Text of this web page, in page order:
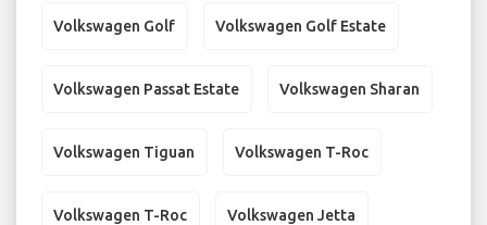
Volkswagen Golf Volkswagen Golf Estate
Volkswagen Passat Estate Volkswagen Sharan
Volkswagen Tiguan Volkswagen T-Roc
Volkswagen T-Roc Volkswagen Jetta